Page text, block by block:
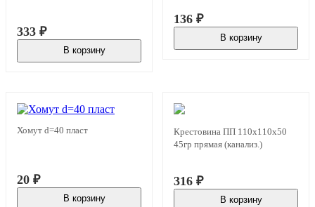
333 ₽
В корзину
136 ₽
В корзину
Хомут d=40 пласт
20 ₽
В корзину
Крестовина ПП 110х110х50
45гр прямая (канализ.)
316 ₽
В корзину